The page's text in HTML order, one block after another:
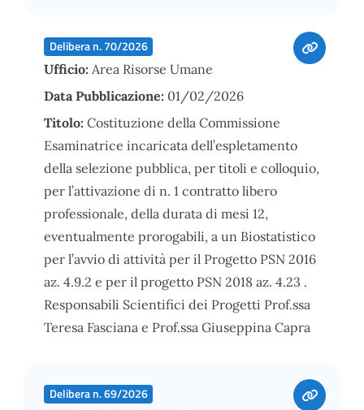
Delibera n. 70/2026
Ufficio: Area Risorse Umane
Data Pubblicazione: 01/02/2026
Titolo: Costituzione della Commissione
Esaminatrice incaricata dell’espletamento
della selezione pubblica, per titoli e colloquio,
per l’attivazione di n. 1 contratto libero
professionale, della durata di mesi 12,
eventualmente prorogabili, a un Biostatistico
per l’avvio di attività per il Progetto PSN 2016
az. 4.9.2 e per il progetto PSN 2018 az. 4.23 .
Responsabili Scientifici dei Progetti Prof.ssa
Teresa Fasciana e Prof.ssa Giuseppina Capra
Delibera n. 69/2026